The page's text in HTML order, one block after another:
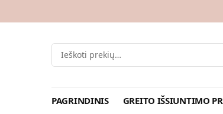
PAGRINDINIS GREITO IŠSIUNTIMO